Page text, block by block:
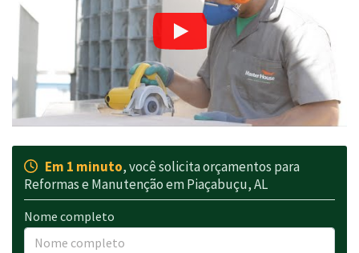
Em 1 minuto, você solicita orçamentos para
Reformas e Manutenção em Piaçabuçu, AL
Nome completo